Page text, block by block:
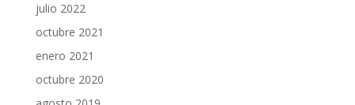
julio 2022
octubre 2021
enero 2021
octubre 2020